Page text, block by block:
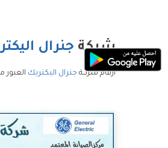
شركة جنرال
ارقام شركة جنرال اليكتريك العبور